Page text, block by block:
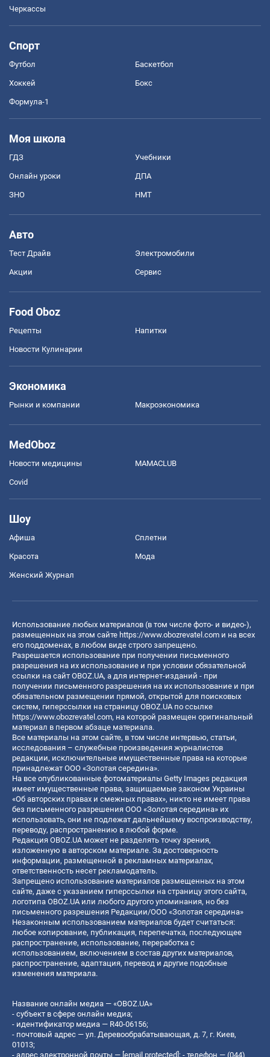
Черкассы
Спорт
Футбол Баскетбол
Хоккей Бокс
Формула-1
Моя школа
ГДЗ Учебники
Онлайн уроки ДПА
ЗНО НМТ
Авто
Тест Драйв Электромобили
Акции Сервис
Food Oboz
Рецепты Напитки
Новости Кулинарии
Экономика
Рынки и компании Mакроэкономика
MedOboz
Новости медицины MAMACLUB
Covid
Шоу
Афиша Сплетни
Красота Мода
Женский Журнал
Использование любых материалов (в том числе фото- и видео-),
размещенных на этом сайте https://www.obozrevatel.com и на всех
его поддоменах, в любом виде строго запрещено.
Разрешается использование при получении письменного
разрешения на их использование и при условии обязательной
ссылки на сайт OBOZ.UA, а для интернет-изданий - при
получении письменного разрешения на их использование и при
обязательном размещении прямой, открытой для поисковых
систем, гиперссылки на страницу OBOZ.UA по ссылке
https://www.obozrevatel.com, на которой размещен оригинальный
материал в первом абзаце материала.
Все материалы на этом сайте, в том числе интервью, статьи,
исследования – служебные произведения журналистов
редакции, исключительные имущественные права на которые
принадлежат ООО «Золотая середина».
На все опубликованные фотоматериалы Getty Images редакция
имеет имущественные права, защищаемые законом Украины
«Об авторских правах и смежных правах», никто не имеет права
без письменного разрешения ООО «Золотая середина» их
использовать, они не подлежат дальнейшему воспроизводству,
переводу, распространению в любой форме.
Редакция OBOZ.UA может не разделять точку зрения,
изложенную в авторском материале. За достоверность
информации, размещенной в рекламных материалах,
ответственность несет рекламодатель.
Запрещено использование материалов размещенных на этом
сайте, даже с указанием гиперссылки на страницу этого сайта,
логотипа OBOZ.UA или любого другого упоминания, но без
письменного разрешения Редакции/ООО «Золотая середина»
Незаконным использованием материалов будет считаться:
любое копирование, публикация, перепечатка, последующее
распространение, использование, переработка с
использованием, включением в состав других материалов,
распространение, адаптация, перевод и другие подобные
изменения материала.
Название онлайн медиа — «OBOZ.UA»
- субъект в сфере онлайн медиа;
- идентификатор медиа — R40-06156;
- почтовый адрес — ул. Деревообрабатывающая, д. 7, г. Киев,
01013;
- адрес электронной почты — [email protected]; - телефон — (044)